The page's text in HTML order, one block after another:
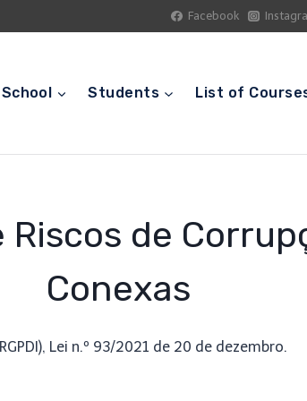
Facebook
School Students List of
Riscos de
Conexas
Lei n.º 93/2021 de 20 de dezembro.